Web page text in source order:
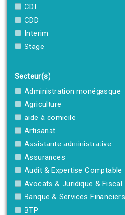
CDI
CDD
Interim
Stage
Secteur(s)
Administration monégasque
Agriculture
aide à domicile
Artisanat
Assistante administrative
Assurances
Audit & Expertise Comptable
Avocats & Juridique & Fiscal
Banque & Services Financiers
BTP